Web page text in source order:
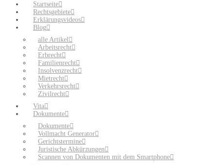
Startseite
Rechtsgebiete
Erklärungsvideos
Blog
alle Artikel
Arbeitsrecht
Erbrecht
Familienrecht
Insolvenzrecht
Mietrecht
Verkehrsrecht
Zivilrecht
Vita
Dokumente
Dokumente
Vollmacht Generator
Gerichtstermine
Juristische Abkürzungen
Scannen von Dokumenten mit dem Smartphone